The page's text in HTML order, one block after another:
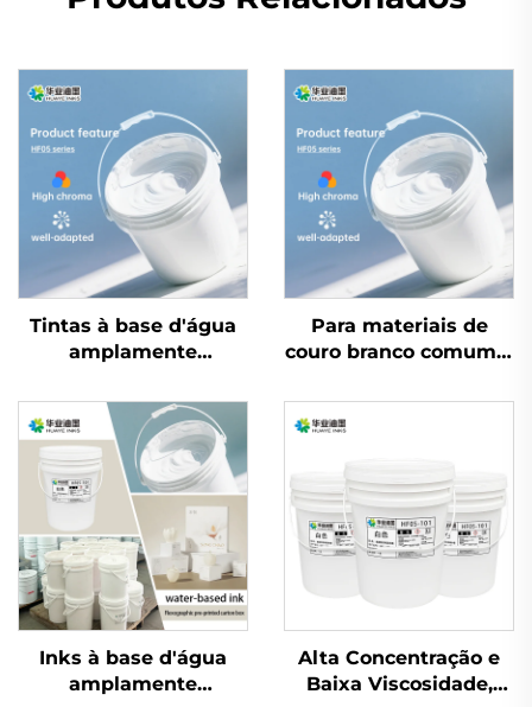
Tintas à base d'água
amplamente
papéis couché leves
quanto pesados
Para materiais de
couro branco comum e
à base de água
bem.
Inks à base d'água
amplamente
Alta Concentração e
Baixa Viscosidade,